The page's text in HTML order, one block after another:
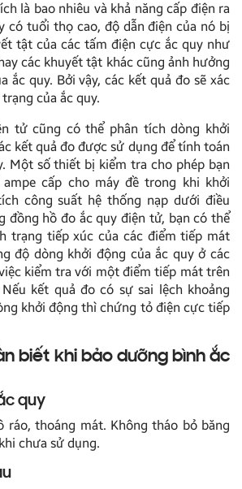
là bao nhiêu và khả năng cấp điện ra
có tuổi thọ cao, độ dẫn điện của nó bị
tật của các tấm điện cực ắc quy như
các khuyết tật khác cũng ảnh hưởng
ắc quy. Bởi vậy, các kết quả đo sẽ xác
của ắc quy.
tử cũng có thể phân tích dòng khởi
kết quả đo được sử dụng để tính toán
Một số thiết bị kiểm tra cho phép bạn
cấp cho máy đề trong khi khởi
công suất hệ thống nạp dưới điều
đồng hồ đo ắc quy điện tử, bạn có thể
trạng tiếp xúc của các điểm tiếp mát
độ dòng khởi động của ắc quy ở các
kiểm tra với một điểm tiếp mát trên
kết quả đo có sự sai lệch khoảng
khởi động thì chứng tỏ điện cực tiếp
biết khi bảo dưỡng bình ắc
quy
ráo, thoáng mát. Không tháo bỏ băng
chưa sử dụng.